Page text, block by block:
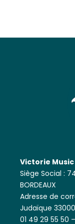
Victorie Music
Siège Social :
BORDEAUX
Adresse de
Judaïque 33000
01 49 29 55 50